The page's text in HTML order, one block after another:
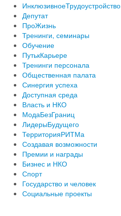
ИнклюзивноеТрудоустройство
Депутат
ПроЖизнь
Тренинги, семинары
Обучение
ПутькКарьере
Тренинги персонала
Общественная палата
Синергия успеха
Доступная среда
Власть и НКО
МодаБезГраниц
ЛидерыБудущего
ТерриторияРИТМа
Создавая возможности
Премии и награды
Бизнес и НКО
Спорт
Государство и человек
Социальные проекты